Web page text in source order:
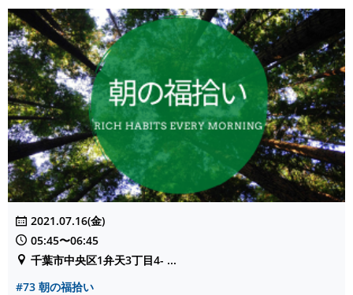
2021.07.16(金)
05:45〜06:45
千葉市中央区1弁天3丁目4- ...
#73 朝の福拾い